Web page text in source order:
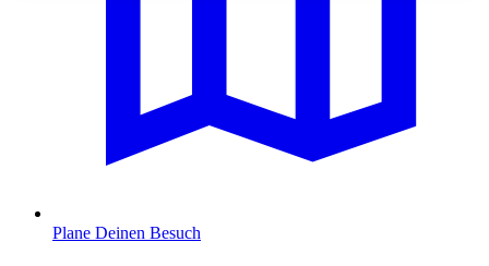
Plane Deinen Besuch